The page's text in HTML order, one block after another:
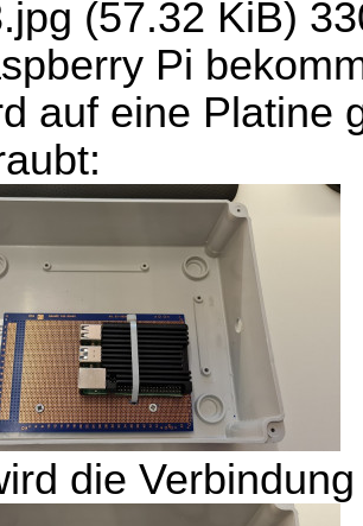
(57.32 KiB)
Pi
auf eine Platine
die